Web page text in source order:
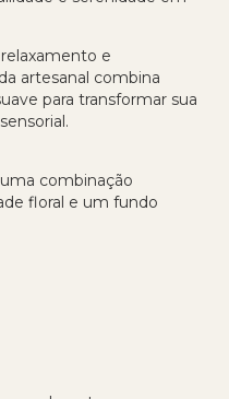
e
artesanal combina
para transformar sua
combinação
floral e um fundo